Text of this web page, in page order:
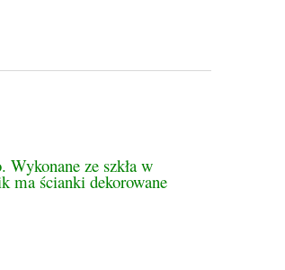
ze szkła w
ma ścianki dekorowane